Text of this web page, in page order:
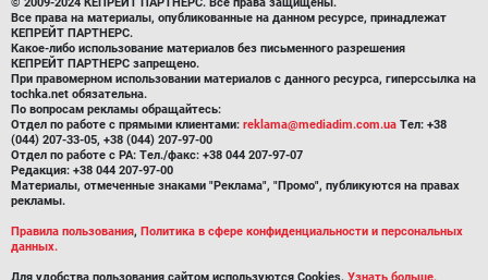
© 2009-2024 КЕПРЕЙТ ПАРТНЕРС. Все права защищены.
Все права на материалы, опубликованные на данном ресурсе, принадлежат
КЕПРЕЙТ ПАРТНЕРС.
Какое-либо использование материалов без письменного разрешения
КЕПРЕЙТ ПАРТНЕРС запрещено.
При правомерном использовании материалов с данного ресурса, гиперссылка на
tochka.net обязательна.
По вопросам рекламы обращайтесь:
Отдел по работе с прямыми клиентами: reklama@mediadim.com.ua Тел: +38
(044) 207-33-05, +38 (044) 207-97-00
Отдел по работе с РА: Тел./факс: +38 044 207-97-07
Редакция: +38 044 207-97-00
Материалы, отмеченные знаками "Реклама", "Промо", публикуются на правах
рекламы.
Правила пользования, Политика в сфере конфиденциальности и персональных
данных.